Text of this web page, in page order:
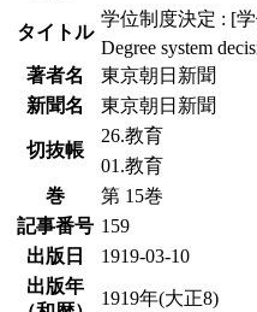
タイトル
学位制度決定 : [
Degree system
著者名
東京朝日新聞
新聞名
東京朝日新聞
切抜帳
26.教育
01.教育
巻
第 15巻
記事番号 159
出版日
1919-03-10
出版年
1919年(大正8)